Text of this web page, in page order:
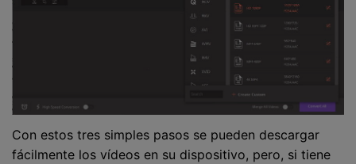
Con estos tres simples pasos se pueden descargar
fácilmente los vídeos en su dispositivo, pero, si tiene